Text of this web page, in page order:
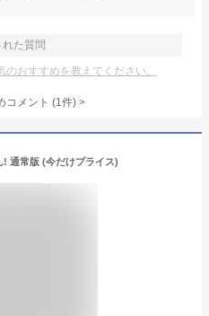
れた質問
おすすめを教えてください。
コメント (1件) >
! 通常版 (今だけプライス)